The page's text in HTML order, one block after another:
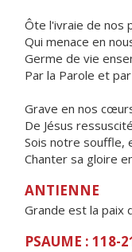
Ôte l'ivraie de nos
Qui menace en
Germe de vie
Par la Parole et par
Grave en nos
De Jésus
Sois notre souffle,
Chanter sa gloire
ANTIENNE
Grande est la paix
PSAUME : 118-